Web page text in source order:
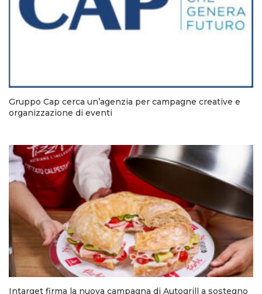
Gruppo Cap cerca un’agenzia per campagne creative e
organizzazione di eventi
Intarget firma la nuova campagna di Autogrill a sostegno